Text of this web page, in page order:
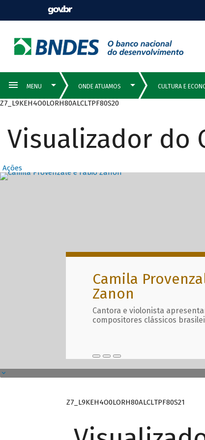
Z7_L9KEH4O0LORH80ALCLTPF80S20
Visualizador do
Ações
Destaques
Camila
Zanon
Cantora e violonista
compositores clássicos
Z7_L9KEH4O0LORH80ALCLTPF80S21